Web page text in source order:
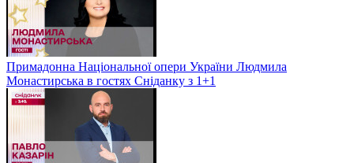
Примадонна Національної опери України Людмила
Монастирська в гостях Сніданку з 1+1